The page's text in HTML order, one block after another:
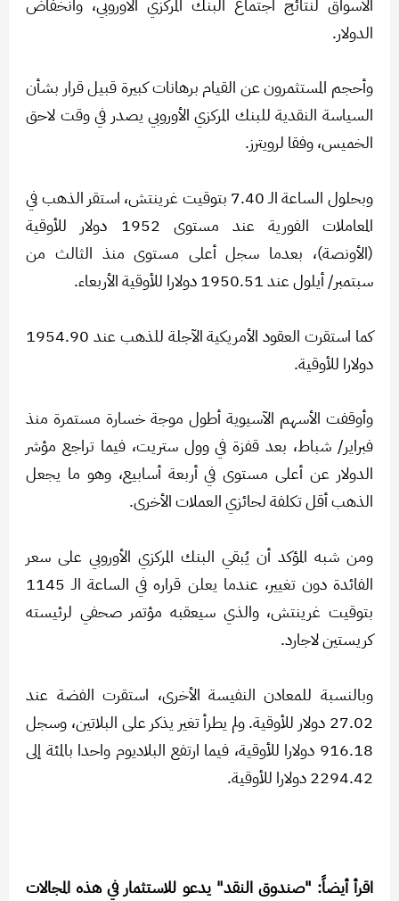
الدولار.
وأحجم المستثمرون عن القيام برهانات كبيرة قبيل قرار بشأن
السياسة النقدية للبنك المركزي الأوروبي يصدر في وقت لاحق
الخميس، وفقا لرويترز.
وبحلول الساعة الـ 7.40 بتوقيت غرينتش، استقر الذهب في
المعاملات الفورية عند مستوى 1952 دولار للأوقية
(الأونصة)، بعدما سجل أعلى مستوى منذ الثالث من
سبتمبر/ أيلول عند 1950.51 دولارا للأوقية الأربعاء.
كما استقرت العقود الأمريكية الآجلة للذهب عند 1954.90
دولارا للأوقية.
وأوقفت الأسهم الآسيوية أطول موجة خسارة مستمرة منذ
فبراير/ شباط، بعد قفزة في وول ستريت، فيما تراجع مؤشر
الدولار عن أعلى مستوى في أربعة أسابيع، وهو ما يجعل
الذهب أقل تكلفة لحائزي العملات الأخرى.
ومن شبه المؤكد أن يُبقي البنك المركزي الأوروبي على سعر
الفائدة دون تغيير، عندما يعلن قراره في الساعة الـ 1145
بتوقيت غرينتش، والذي سيعقبه مؤتمر صحفي لرئيسته
كريستين لاجارد.
وبالنسبة للمعادن النفيسة الأخرى، استقرت الفضة عند
27.02 دولار للأوقية. ولم يطرأ تغير يذكر على البلاتين، وسجل
916.18 دولارا للأوقية، فيما ارتفع البلاديوم واحدا بالمئة إلى
2294.42 دولارا للأوقية.
اقرأ أيضاً: "صندوق النقد" يدعو للاستثمار في هذه المجالات